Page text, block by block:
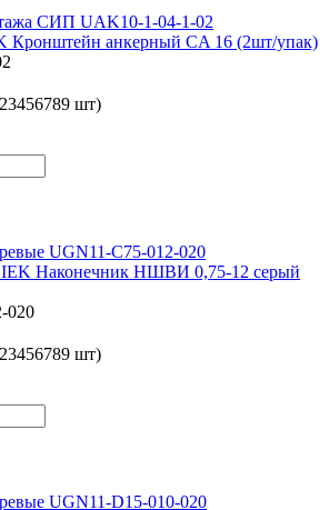
Кронштейн анкерный CA 16 (2шт/упак)
шт)
IEK Наконечник НШВИ 0,75-12 серый
020
шт)